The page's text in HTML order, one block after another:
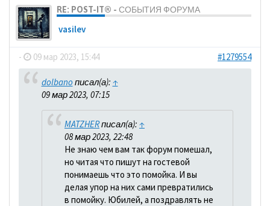
RE: POST-IT® - СОБЫТИЯ ФОРУМА
vasilev
- 09 мар 2023, 15:44 #1279554
dolbano писал(а): ↑
09 мар 2023, 07:15
MATZHERписал(а): ↑
08 мар 2023, 22:48
Не знаю чем вам так форум помешал,
но читая что пишут на гостевой
понимаешь что это помойка. И вы
делая упор на них сами превратились
в помойку. Юбилей, а поздравлять не